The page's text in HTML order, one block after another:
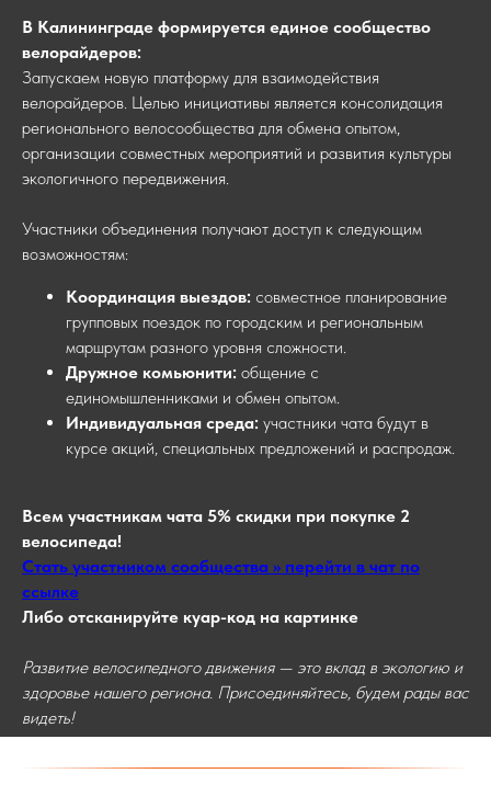
В Калининграде формируется единое сообщество
велорайдеров:
Запускаем новую платформу для взаимодействия
велорайдеров. Целью инициативы является консолидация
регионального велосообщества для обмена опытом,
организации совместных мероприятий и развития культуры
экологичного передвижения.
Участники объединения получают доступ к следующим
возможностям:
Координация выездов: совместное планирование
групповых поездок по городским и региональным
маршрутам разного уровня сложности.
Дружное комьюнити: общение с
единомышленниками и обмен опытом.
Индивидуальная среда: участники чата будут в
курсе акций, специальных предложений и распродаж.
Всем участникам чата 5% скидки при покупке 2
велосипеда!
Стать участником сообщества >> перейти в чат по
ссылке
Либо отсканируйте куар-код на картинке
Развитие велосипедного движения — это вклад в экологию и
здоровье нашего региона. Присоединяйтесь, будем рады вас
видеть!